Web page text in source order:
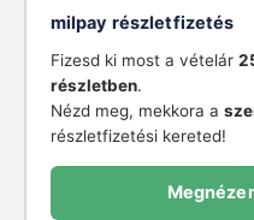
milpay részletfizetés
Fizesd ki most a vételár
részletben.
Nézd meg, mekkora a
részletfizetési kereted!